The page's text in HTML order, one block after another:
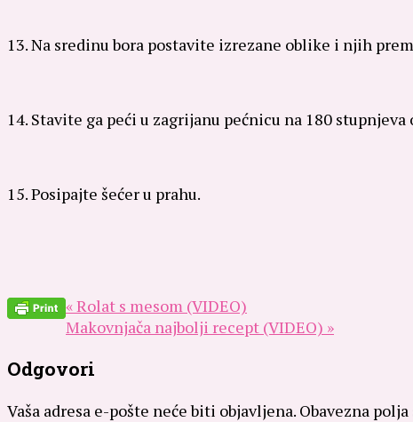
13. Na sredinu bora postavite izrezane oblike i njih
14. Stavite ga peći u zagrijanu pećnicu na 180
15. Posipajte šećer u prahu.
« Rolat s mesom (VIDEO)
Makovnjača najbolji recept (VIDEO) »
Odgovori
Vaša adresa e-pošte neće biti objavljena. Obavezna polja